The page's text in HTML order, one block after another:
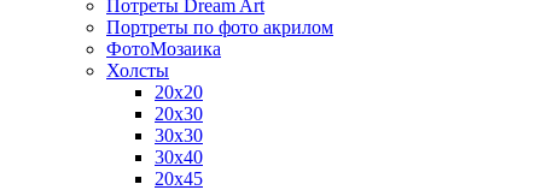
Потреты Dream Art
Портреты по фото акрилом
ФотоМозаика
Холсты
20х20
20х30
30х30
30х40
20х45